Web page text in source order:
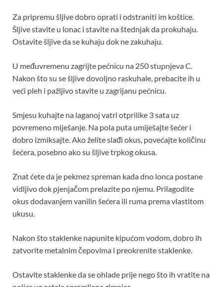
Za pripremu šljive dobro oprati i odstraniti im koštice.
Šljive stavite u lonac i stavite na štednjak da prokuhaju.
Ostavite šljive da se kuhaju dok ne zakuhaju.
U međuvremenu zagrijte pećnicu na 250 stupnjeva C.
Nakon što su se šljive dovoljno raskuhale, prebacite ih u
veći pleh i pažljivo stavite u zagrijanu pećnicu.
Smjesu kuhajte na laganoj vatri otprilike 3 sata uz
povremeno miješanje. Na pola puta umiješajte šećer i
dobro izmiksajte. Ako želite slađi okus, povećajte količinu
šećera, posebno ako su šljive trpkog okusa.
Znat ćete da je pekmez spreman kada dno lonca postane
vidljivo dok pjenjačom prelazite po njemu. Prilagodite
okus dodavanjem vanilin šećera ili ruma prema vlastitom
ukusu.
Nakon što staklenke napunite kipućom vodom, dobro ih
zatvorite metalnim čepovima i preokrenite staklenke.
Ostavite staklenke da se ohlade prije nego što ih vratite na